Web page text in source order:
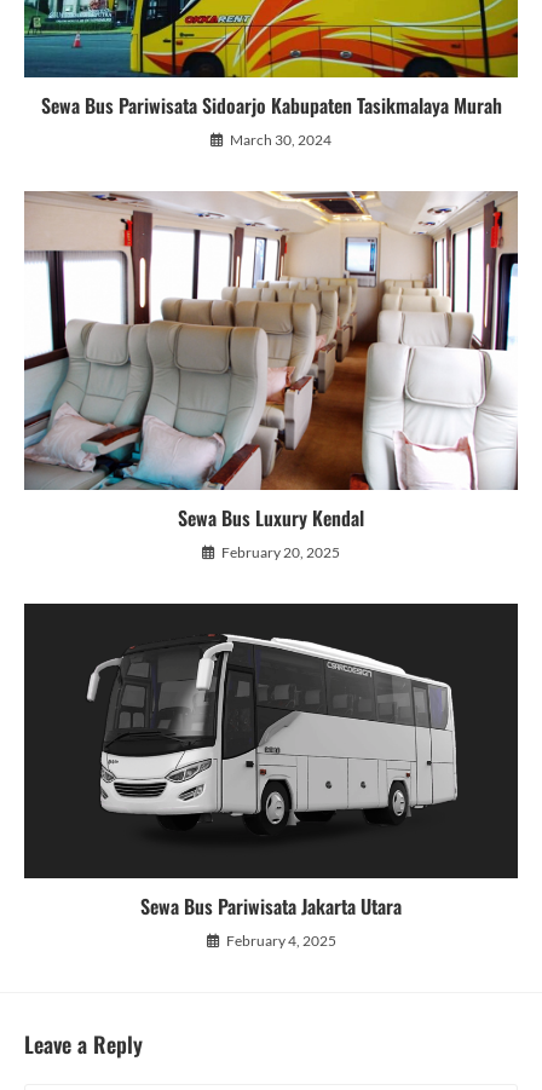
Sewa Bus Pariwisata Sidoarjo Kabupaten Tasikmalaya Murah
March 30, 2024
Sewa Bus Luxury Kendal
February 20, 2025
Sewa Bus Pariwisata Jakarta Utara
February 4, 2025
Leave a Reply